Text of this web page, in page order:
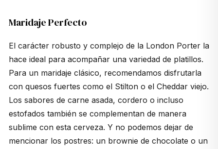
Maridaje Perfecto
El carácter robusto y complejo de la London Porter la
hace ideal para acompañar una variedad de platillos.
Para un maridaje clásico, recomendamos disfrutarla
con quesos fuertes como el Stilton o el Cheddar viejo.
Los sabores de carne asada, cordero o incluso
estofados también se complementan de manera
sublime con esta cerveza. Y no podemos dejar de
mencionar los postres: un brownie de chocolate o un